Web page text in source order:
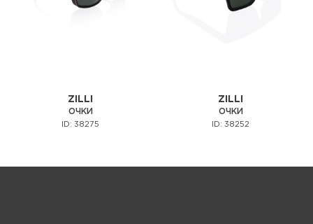
ZILLI
ОЧКИ
ID: 38275
ZILLI
ОЧКИ
ID: 38252